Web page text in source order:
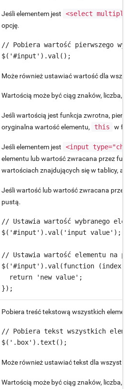
Jeśli elementem jest
<select
opcję.
// Pobiera wartość pierwszego
$('#input').val();
Może również ustawiać wartość dla
Wartością może być ciąg znaków, liczba,
Jeśli wartością jest funkcja zwrotna,
oryginalna wartość elementu,
this w
Jeśli elementem jest
<input
elementu lub wartość zwracana przez
wartościach znajdujących się w tablicy, a
Jeśli wartość lub wartość zwracana przez
pustą.
// Ustawia wartość wybranego
$('#input').val('input value');
// Ustawia wartość elementu na
$('#input').val(function (index,
  return 'new value';
Pobiera treść tekstową wszystkich
// Pobiera tekst wszystkich
$('.box').text();
Może również ustawiać tekst dla
Wartością może być ciąg znaków, liczba,